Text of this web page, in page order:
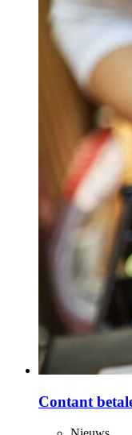
Contant